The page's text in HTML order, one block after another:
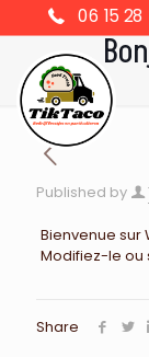
06 15
Published by
Bienvenue sur
Modifiez-le ou
Share